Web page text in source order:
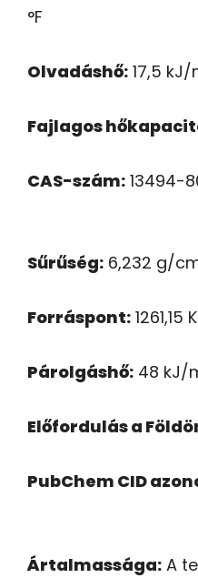
°F
Olvadáshő: 17,5 kJ/
Fajlagos
CAS-szám: 13494-
Sűrűség: 6,232 g/
Forráspont: 1261,15
Párolgáshő: 48 kJ/
Előfordulás a
PubChem CID
Ártalmassága: A